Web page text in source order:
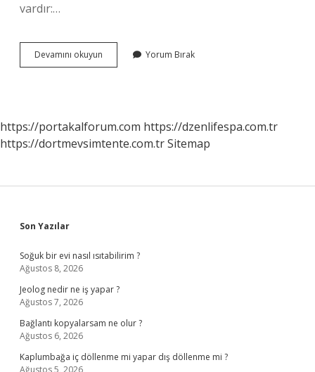
vardır:…
Devamını okuyun
Enerjisi
Yorum Bırak
https://portakalforum.com https://dzenlifespa.com.tr
https://dortmevsimtente.com.trSitemap
Sidebar
Son Yazılar
Soğuk bir evi nasıl ısıtabilirim ?
Ağustos 8, 2026
Jeolog nedir ne iş yapar ?
Ağustos 7, 2026
Bağlantı kopyalarsam ne olur ?
Ağustos 6, 2026
Kaplumbağa iç döllenme mi yapar dış döllenme mi ?
Ağustos 5, 2026